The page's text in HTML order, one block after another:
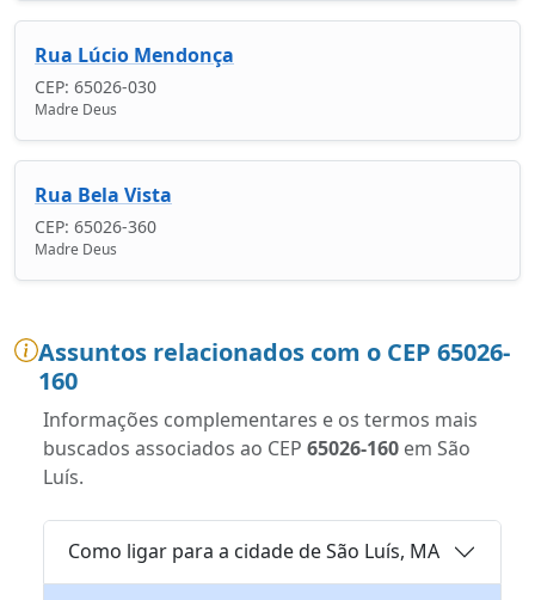
Rua Lúcio Mendonça
CEP: 65026-030
Madre Deus
Rua Bela Vista
CEP: 65026-360
Madre Deus
Assuntos relacionados com o CEP 65026-
160
Informações complementares e os termos mais
buscados associados ao CEP 65026-160 em São
Luís.
Como ligar para a cidade de São Luís, MA